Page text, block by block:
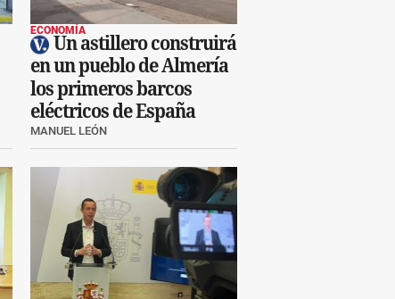
ECONOMÍA
Un astillero construirá
en un pueblo de Almería
los primeros barcos
eléctricos de España
MANUEL LEÓN